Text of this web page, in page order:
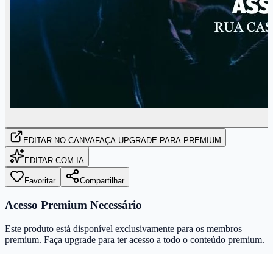
EDITAR NO CANVAFAÇA UPGRADE PARA PREMIUM
EDITAR COM IA
Favoritar Compartilhar
Acesso Premium Necessário
Este produto está disponível exclusivamente para os membros
premium. Faça upgrade para ter acesso a todo o conteúdo premium.